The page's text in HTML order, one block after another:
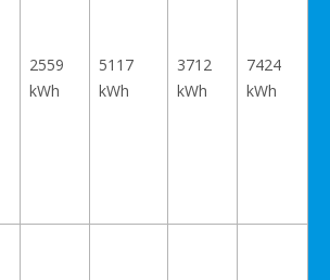
2559
kWh
5117
kWh
3712
kWh
7424
kWh